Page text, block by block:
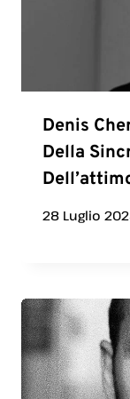
Denis
Della
28 Luglio